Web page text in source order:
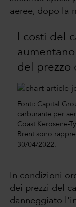
aeree, dopo la
I costi del
del prezzo
Fonti: Capital
carburante per
Coast Kerosene-
Brent sono
30/04/2022.
In condizioni
dei prezzi del
danneggiato